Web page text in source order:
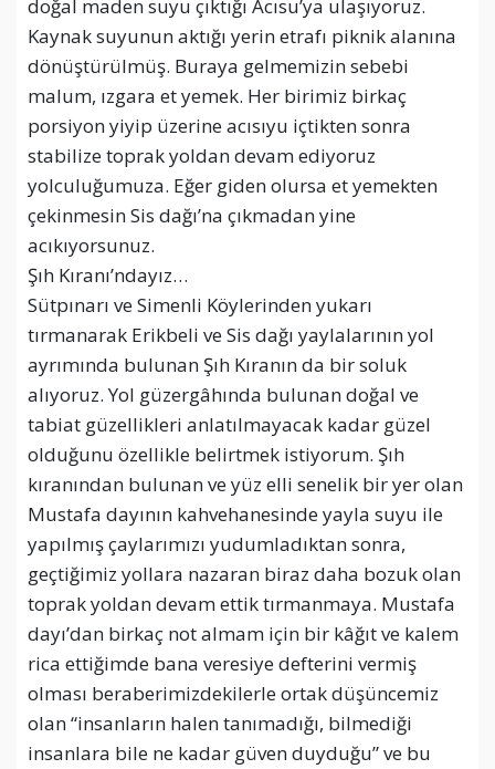
doğal maden suyu çıktığı Acısu’ya ulaşıyoruz.
Kaynak suyunun aktığı yerin etrafı piknik alanına
dönüştürülmüş. Buraya gelmemizin sebebi
malum, ızgara et yemek. Her birimiz birkaç
porsiyon yiyip üzerine acısıyu içtikten sonra
stabilize toprak yoldan devam ediyoruz
yolculuğumuza. Eğer giden olursa et yemekten
çekinmesin Sis dağı’na çıkmadan yine
acıkıyorsunuz.
Şıh Kıranı’ndayız…
Sütpınarı ve Simenli Köylerinden yukarı
tırmanarak Erikbeli ve Sis dağı yaylalarının yol
ayrımında bulunan Şıh Kıranın da bir soluk
alıyoruz. Yol güzergâhında bulunan doğal ve
tabiat güzellikleri anlatılmayacak kadar güzel
olduğunu özellikle belirtmek istiyorum. Şıh
kıranından bulunan ve yüz elli senelik bir yer olan
Mustafa dayının kahvehanesinde yayla suyu ile
yapılmış çaylarımızı yudumladıktan sonra,
geçtiğimiz yollara nazaran biraz daha bozuk olan
toprak yoldan devam ettik tırmanmaya. Mustafa
dayı’dan birkaç not almam için bir kâğıt ve kalem
rica ettiğimde bana veresiye defterini vermiş
olması beraberimizdekilerle ortak düşüncemiz
olan “insanların halen tanımadığı, bilmediği
insanlara bile ne kadar güven duyduğu” ve bu